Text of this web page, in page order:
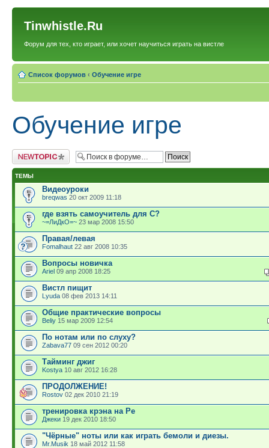
Tinwhistle.Ru
Форум для тех, кто играет, или хочет научиться играть на вистле
Список форумов ‹ Обучение игре
Обучение игре
Новая тема
ТЕМЫ
Видеоуроки
breqwas 20 окт 2009 11:18
где взять самоучитель для С?
~=ЛиДкО=~ 23 мар 2008 15:50
Правая/левая
Fomalhaut 22 авг 2008 10:35
Вопросы новичка
Ariel 09 апр 2008 18:25
Вистл пищит
Lyuda 08 фев 2013 14:11
Общие практические вопросы
Beliy 15 мар 2009 12:54
По нотам или по слуху?
Zabava77 09 сен 2012 00:20
Тайминг джиг
Kostya 10 авг 2012 16:28
ПРОДОЛЖЕНИЕ!
Rostov 02 дек 2010 21:19
тренировка крэна на Ре
Джеки 19 дек 2010 18:50
"Чёрные" ноты или как играть бемоли и диезы.
Mr.Musik 18 май 2012 11:58